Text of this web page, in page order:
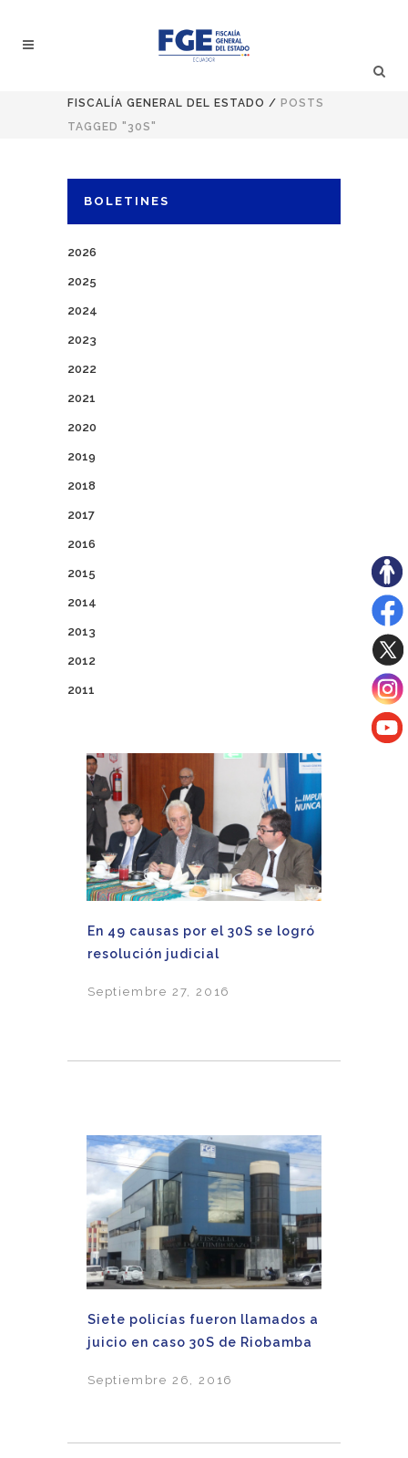
FISCALÍA GENERAL DEL ESTADO / POSTS
TAGGED "30S"
BOLETINES
2026
2025
2024
2023
2022
2021
2020
2019
2018
2017
2016
2015
2014
2013
2012
2011
En 49 causas por el 30S se logró
resolución judicial
Septiembre 27, 2016
Siete policías fueron llamados a
juicio en caso 30S de Riobamba
Septiembre 26, 2016